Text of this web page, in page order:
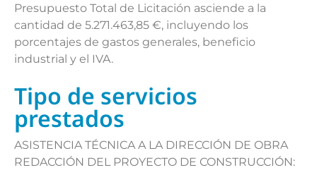
Presupuesto Total de Licitación asciende a la
cantidad de 5.271.463,85 €, incluyendo los
porcentajes de gastos generales, beneficio
industrial y el IVA.
Tipo de servicios
prestados
ASISTENCIA TÉCNICA A LA DIRECCIÓN DE OBRA
REDACCIÓN DEL PROYECTO DE CONSTRUCCIÓN: